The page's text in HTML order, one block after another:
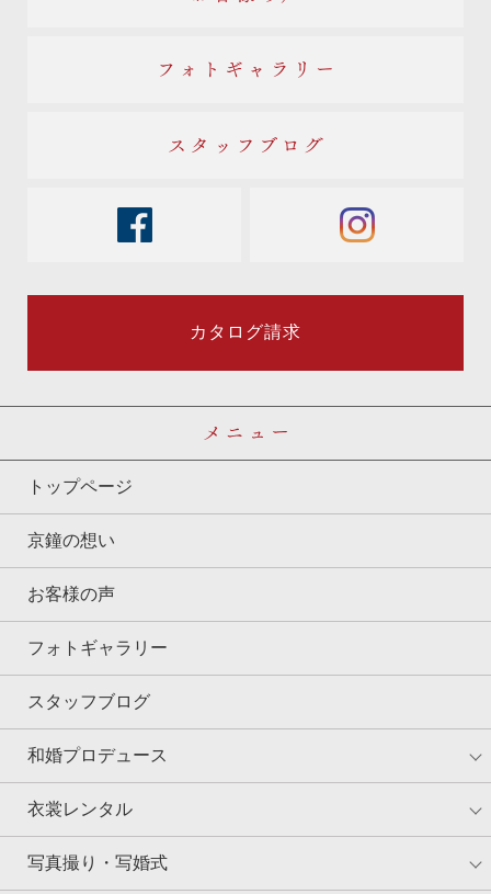
フォトギャラリー
スタッフブログ
instagram
カタログ請求
トップページ
京鐘の想い
お客様の声
フォトギャラリー
スタッフブログ
和婚プロデュース
衣裳レンタル
写真撮り・写婚式